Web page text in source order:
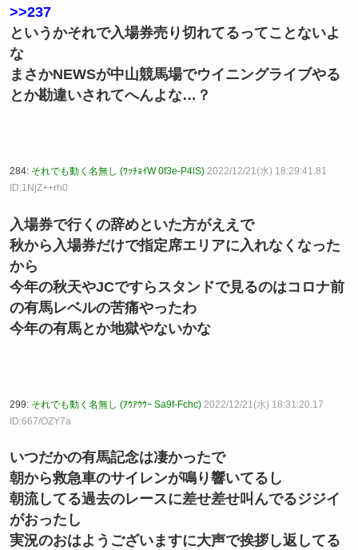
>>237
というかそれで入場券売り切れてるってことないよ
な
まさかNEWSが中山競馬場でウイニングライブやる
とか勘違いされてへんよな…？
284: それでも動く名無し (ﾜｯﾁｮｲW 0f3e-P4lS) 2022/12/21(水) 18:29:41.81
ID:1NjZ++rh0
入場券で行くの辞めといた方がええで
秋から入場券だけで指定席エリアに入れなくなった
から
今年の秋天やJCですらスタンドで見るのはコロナ前
の有馬レベルの苦痛やったわ
今年の有馬とか地獄やないかな
299: それでも動く名無し (ｱｳｱｳｳｰ Sa9f-Fchc) 2022/12/21(水) 18:31:20.17
ID:667/OZY7a
いつだかの有馬記念は凄かったで
朝から救急車のサイレンが鳴り響いてるし
朝流してる過去のレースに差せ差せ叫んでるジジイ
がおったし
実況のおはようございますに大声で挨拶し返してる